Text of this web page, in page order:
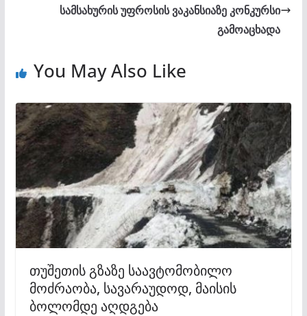
სამსახურის უფროსის ვაკანსიაზე კონკურსი
გამოაცხადა
You May Also Like
თუშეთის გზაზე საავტომობილო
მოძრაობა, სავარაუდოდ, მაისის
ბოლომდე აღდგება